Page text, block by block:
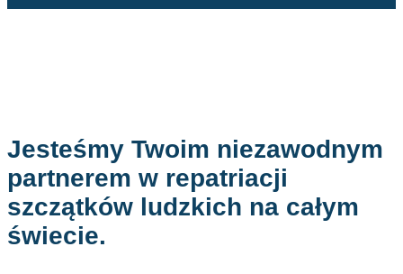
Jesteśmy Twoim niezawodnym
partnerem w repatriacji
szczątków ludzkich na całym
świecie.